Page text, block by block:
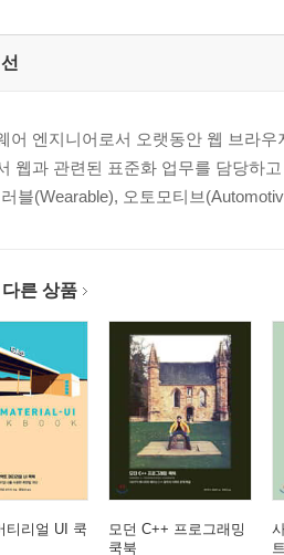
벤트 관리
체
벤트 라이프사이클
의 이벤트 사용
이벤트 추가
엔진 리뷰
벤트 처리 아키텍처
어 엔지니어로서 오랫동안 웹 브라
웹과 관련된 표준화 업무를 담당하
블(Wearable), 오토모티브
른 상품
티리얼 UI 쿡
모던 C++ 프로그래밍
쿡북